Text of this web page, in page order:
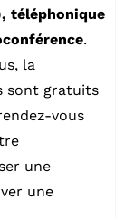
, téléphonique
.
la
sont gratuits
vous
une
une